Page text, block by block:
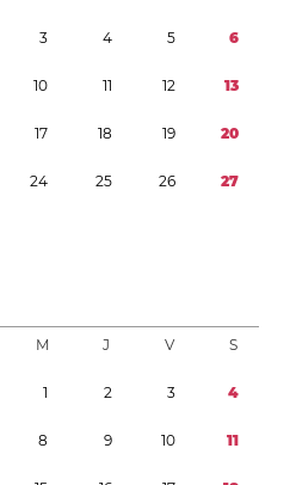
3 4 5 6
10 11 12 13
17 18 19 20
24 25 26 27
M J V S
1 2 3 4
8 9 10 11